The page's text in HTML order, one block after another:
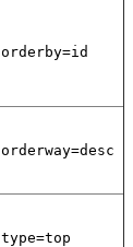
orderby=id
orderway=desc
type=top